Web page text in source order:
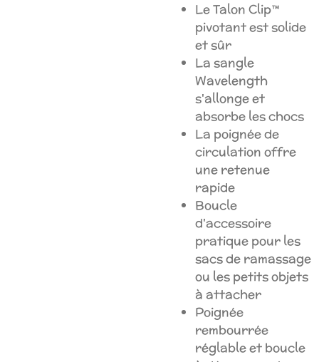
Le Talon Clip™
pivotant est solide
et sûr
La sangle
Wavelength
s'allonge et
absorbe les chocs
La poignée de
circulation offre
une retenue
rapide
Boucle
d'accessoire
pratique pour les
sacs de ramassage
ou les petits objets
à attacher
Poignée
rembourrée
réglable et boucle